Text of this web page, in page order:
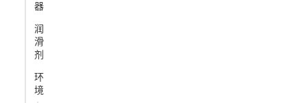
器
润
滑
剂
环
境